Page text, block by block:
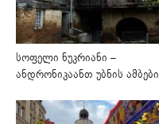
სოფელი ნუკრიანი –
ანდრონიკაანთ უბნის ამბები